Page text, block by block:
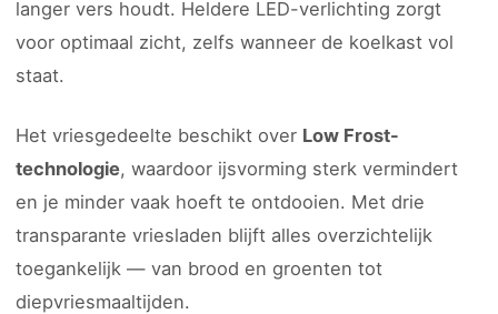
langer vers houdt. Heldere LED-verlichting zorgt
voor optimaal zicht, zelfs wanneer de koelkast vol
staat.
Het vriesgedeelte beschikt over Low Frost-
technologie, waardoor ijsvorming sterk vermindert
en je minder vaak hoeft te ontdooien. Met drie
transparante vriesladen blijft alles overzichtelijk
toegankelijk — van brood en groenten tot
diepvriesmaaltijden.